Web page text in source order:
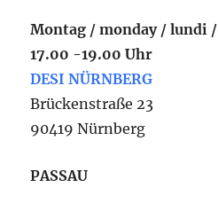
Montag / monday / lundi /
17.00 -19.00 Uhr
DESI NÜRNBERG
Brückenstraße 23
90419 Nürnberg
PASSAU